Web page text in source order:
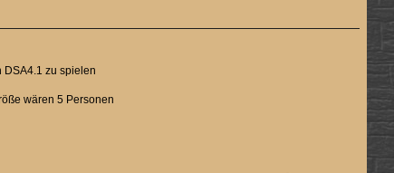
DSA4.1 zu spielen
wären 5 Personen